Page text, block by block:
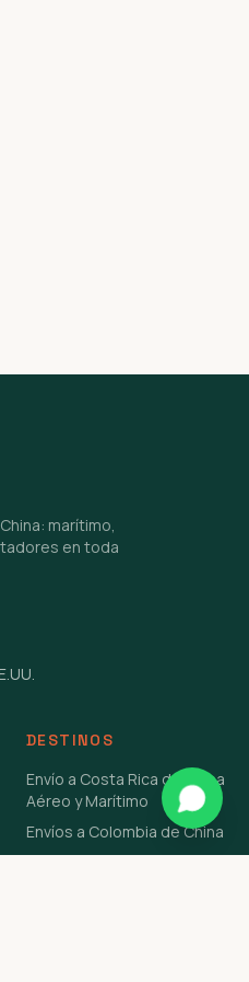
marítimo,
en toda
DESTINOS
Envío a Costa Rica de China
Aéreo y Marítimo
Envíos a Colombia de China